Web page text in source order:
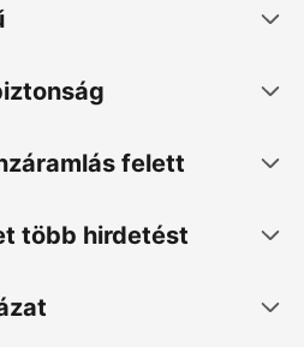
felett
több hirdetést